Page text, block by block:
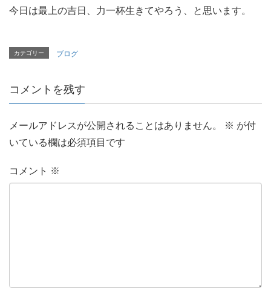
今日は最上の吉日、力一杯生きてやろう、と思います。
カテゴリー ブログ
コメントを残す
メールアドレスが公開されることはありません。 ※ が付
いている欄は必須項目です
コメント ※